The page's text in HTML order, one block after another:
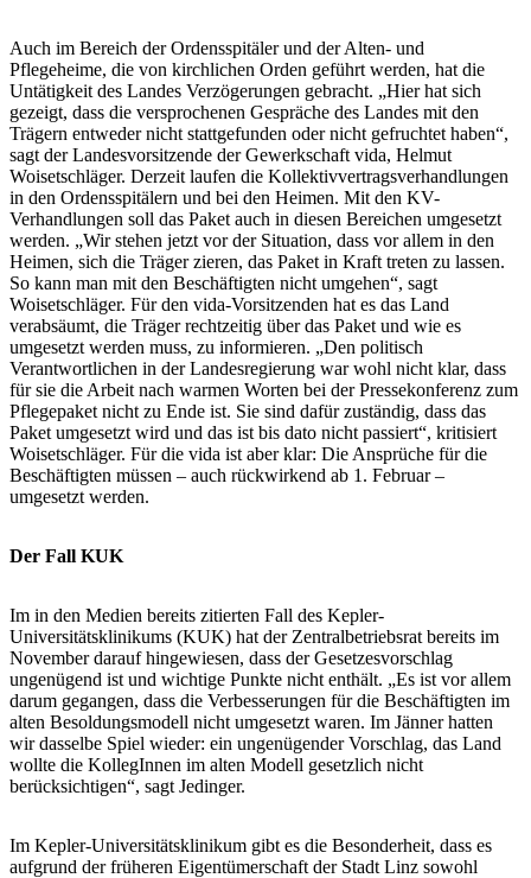
Auch im Bereich der Ordensspitäler und der Alten- und
Pflegeheime, die von kirchlichen Orden geführt werden, hat die
Untätigkeit des Landes Verzögerungen gebracht. „Hier hat sich
gezeigt, dass die versprochenen Gespräche des Landes mit den
Trägern entweder nicht stattgefunden oder nicht gefruchtet haben“,
sagt der Landesvorsitzende der Gewerkschaft vida, Helmut
Woisetschläger. Derzeit laufen die Kollektivvertragsverhandlungen
in den Ordensspitälern und bei den Heimen. Mit den KV-
Verhandlungen soll das Paket auch in diesen Bereichen umgesetzt
werden. „Wir stehen jetzt vor der Situation, dass vor allem in den
Heimen, sich die Träger zieren, das Paket in Kraft treten zu lassen.
So kann man mit den Beschäftigten nicht umgehen“, sagt
Woisetschläger. Für den vida-Vorsitzenden hat es das Land
verabsäumt, die Träger rechtzeitig über das Paket und wie es
umgesetzt werden muss, zu informieren. „Den politisch
Verantwortlichen in der Landesregierung war wohl nicht klar, dass
für sie die Arbeit nach warmen Worten bei der Pressekonferenz zum
Pflegepaket nicht zu Ende ist. Sie sind dafür zuständig, dass das
Paket umgesetzt wird und das ist bis dato nicht passiert“, kritisiert
Woisetschläger. Für die vida ist aber klar: Die Ansprüche für die
Beschäftigten müssen – auch rückwirkend ab 1. Februar –
umgesetzt werden.
Der Fall KUK
Im in den Medien bereits zitierten Fall des Kepler-
Universitätsklinikums (KUK) hat der Zentralbetriebsrat bereits im
November darauf hingewiesen, dass der Gesetzesvorschlag
ungenügend ist und wichtige Punkte nicht enthält. „Es ist vor allem
darum gegangen, dass die Verbesserungen für die Beschäftigten im
alten Besoldungsmodell nicht umgesetzt waren. Im Jänner hatten
wir dasselbe Spiel wieder: ein ungenügender Vorschlag, das Land
wollte die KollegInnen im alten Modell gesetzlich nicht
berücksichtigen“, sagt Jedinger.
Im Kepler-Universitätsklinikum gibt es die Besonderheit, dass es
aufgrund der früheren Eigentümerschaft der Stadt Linz sowohl